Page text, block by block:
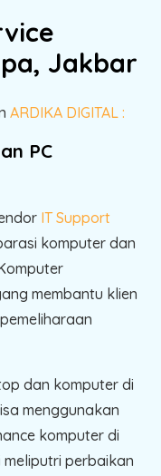
Jakbar
ARDIKA DIGITAL :
PC
IT Support
komputer dan
membantu klien
dan komputer di
menggunakan
komputer di
perbaikan